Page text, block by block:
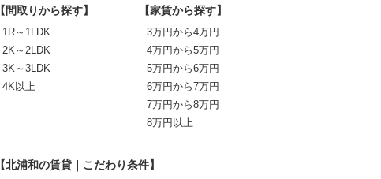
【間取りから探す】
1R～1LDK
2K～2LDK
3K～3LDK
4K以上
【家賃から探す】
3万円から4万円
4万円から5万円
5万円から6万円
6万円から7万円
7万円から8万円
8万円以上
【北浦和の賃貸｜こだわり条件】